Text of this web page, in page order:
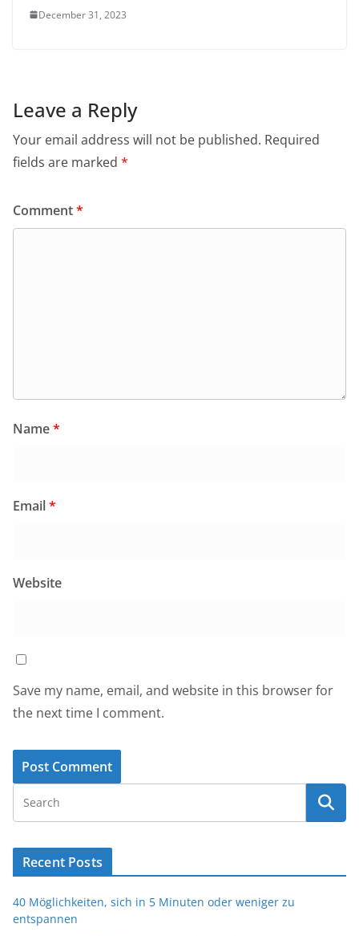
December 31, 2023
Leave a Reply
Your email address will not be published. Required
fields are marked *
Comment*
Name*
Email*
Website
Save my name, email, and website in this browser for
the next time I comment.
Recent Posts
40 Möglichkeiten, sich in 5 Minuten oder weniger zu
entspannen